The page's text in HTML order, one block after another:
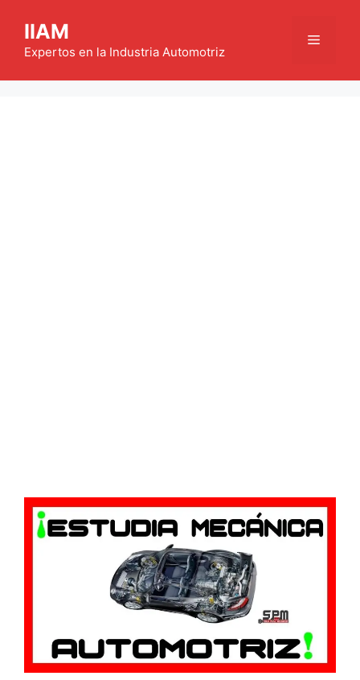
contenido
IIAM
Expertos en la Industria Automotriz
Menú